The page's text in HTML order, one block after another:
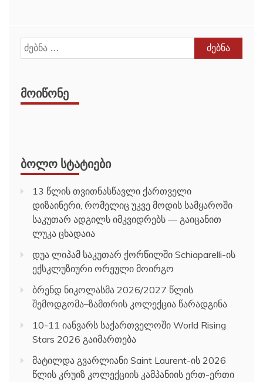
ძებნა:
ᲛᲝᲘᲬᲝᲜᲔ
ᲑᲝᲚᲝ ᲡᲢᲐᲢᲘᲔᲑᲘ
13 წლის თვითნასწავლი ქართველი
დიზაინერი, რომელიც უკვე მოდის სამყაროში
საკუთარ ადგილს იმკვიდრებს — გაიცანით
ლუკა ცხადაია
დუა ლიპამ საკუთარ ქორწილში Schiaparelli-ის
ექსკლუზიური ორეული მოირგო
ბრენდ ნიკოლასმა 2026/2027 წლის
შემოდგომა–ზამთრის კოლექცია წარადგინა
10-11 იანვარს საქართველოში World Rising
Stars 2026 გაიმართება
მატილდა გვარლიანი Saint Laurent-ის 2026
წლის კრუიზ კოლექციის კამპანიის ერთ-ერთი